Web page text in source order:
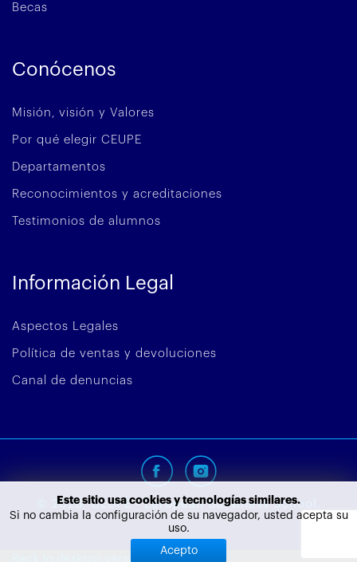
Becas
Conócenos
Misión, visión y Valores
Por qué elegir CEUPE
Departamentos
Reconocimientos y acreditaciones
Testimonios de alumnos
Información Legal
Aspectos Legales
Política de ventas y devoluciones
Canal de denuncias
Este sitio usa cookies y tecnologías similares.
Si no cambia la configuración de su navegador, usted acepta su
uso.
Acepto
2026 CEUPE - European Bussiness School.
Back to desktop version